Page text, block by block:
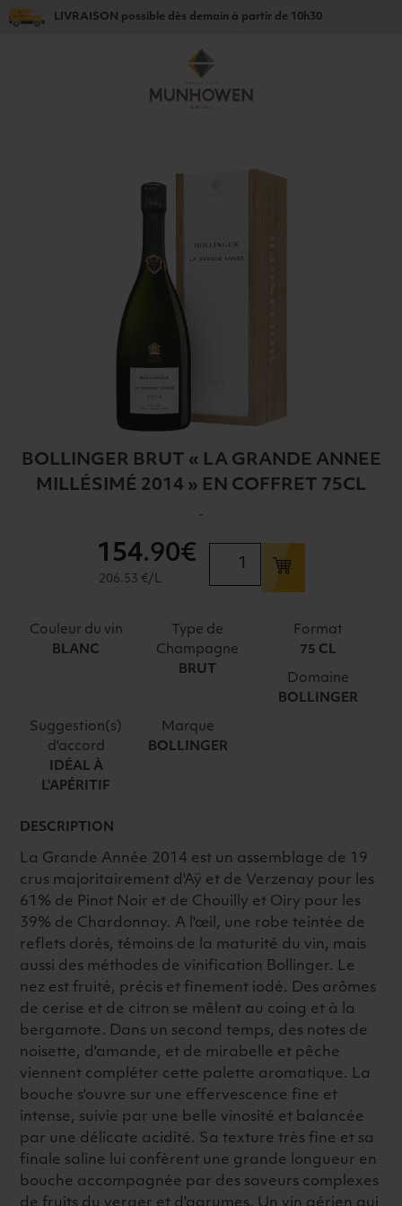
LIVRAISON possible dès demain à partir de 10h30
BOLLINGER BRUT « LA GRANDE ANNEE
MILLÉSIMÉ 2014 » EN COFFRET 75CL
-
BOLLINGER
GRANDE
MILLÉSIMÉ
2014"
EN
154.90€
206.53 €/L
Couleur du vin
BLANC
Type de
Champagne
BRUT
Format
75 CL
Domaine
BOLLINGER
Suggestion(s)
d'accord
IDÉAL À
L'APÉRITIF
Marque
BOLLINGER
DESCRIPTION
La Grande Année 2014 est un assemblage de 19
crus majoritairement d'Aÿ et de Verzenay pour les
61% de Pinot Noir et de Chouilly et Oiry pour les
39% de Chardonnay. A l'œil, une robe teintée de
reflets dorés, témoins de la maturité du vin, mais
aussi des méthodes de vinification Bollinger. Le
nez est fruité, précis et finement iodé. Des arômes
de cerise et de citron se mêlent au coing et à la
bergamote. Dans un second temps, des notes de
noisette, d'amande, et de mirabelle et pêche
viennent compléter cette palette aromatique. La
bouche s'ouvre sur une effervescence fine et
intense, suivie par une belle vinosité et balancée
par une délicate acidité. Sa texture très fine et sa
finale saline lui confèrent une grande longueur en
bouche accompagnée par des saveurs complexes
de fruits du verger et d'agrumes. Un vin aérien qui